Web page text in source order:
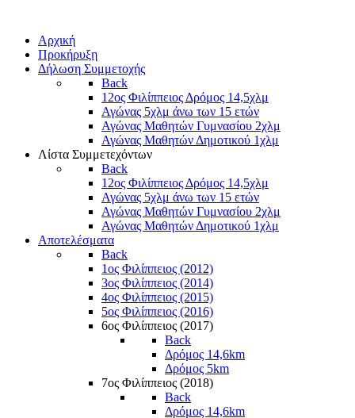
Αρχική
Προκήρυξη
Δήλωση Συμμετοχής
Back
12ος Φιλίππειος Δρόμος 14,5χλμ
Αγώνας 5χλμ άνω των 15 ετών
Αγώνας Μαθητών Γυμνασίου 2χλμ
Αγώνας Μαθητών Δημοτικού 1χλμ
Λίστα Συμμετεχόντων
Back
12ος Φιλίππειος Δρόμος 14,5χλμ
Αγώνας 5χλμ άνω των 15 ετών
Αγώνας Μαθητών Γυμνασίου 2χλμ
Αγώνας Μαθητών Δημοτικού 1χλμ
Αποτελέσματα
Back
1ος Φιλίππειος (2012)
3ος Φιλίππειος (2014)
4ος Φιλίππειος (2015)
5ος Φιλίππειος (2016)
6ος Φιλίππειος (2017)
Back
Δρόμος 14,6km
Δρόμος 5km
7ος Φιλίππειος (2018)
Back
Δρόμος 14,6km